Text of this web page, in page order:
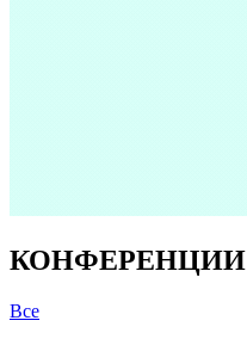
КОНФЕРЕНЦИИ
Все